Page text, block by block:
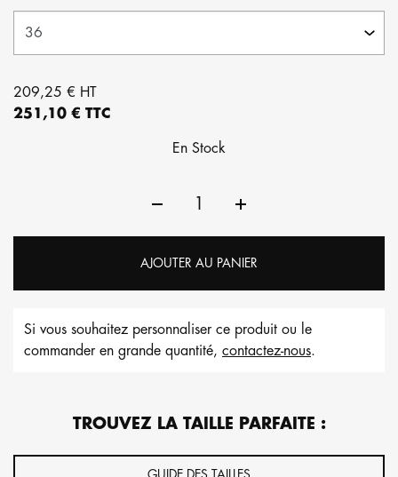
209,25 € HT
251,10 € TTC
En Stock
AJOUTER AU PANIER
Si vous souhaitez personnaliser ce produit ou le
commander en grande quantité, contactez-nous.
TROUVEZ LA TAILLE PARFAITE :